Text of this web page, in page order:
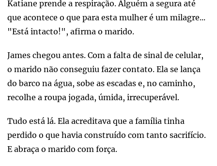
Katiane prende a respiração. Alguém a segura até
que acontece o que para esta mulher é um milagre...
"Está intacto!", afirma o marido.
James chegou antes. Com a falta de sinal de celular,
o marido não conseguiu fazer contato. Ela se lança
do barco na água, sobe as escadas e, no caminho,
recolhe a roupa jogada, úmida, irrecuperável.
Tudo está lá. Ela acreditava que a família tinha
perdido o que havia construído com tanto sacrifício.
E abraça o marido com força.